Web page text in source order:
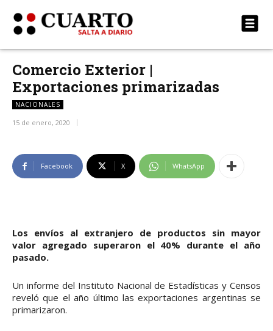
Comercio Exterior |
Exportaciones primarizadas
NACIONALES
15 de enero, 2020
Facebook X WhatsApp
Los envíos al extranjero de productos sin mayor
valor agregado superaron el 40% durante el año
pasado.
Un informe del Instituto Nacional de Estadísticas y Censos
reveló que el año último las exportaciones argentinas se
primarizaron.